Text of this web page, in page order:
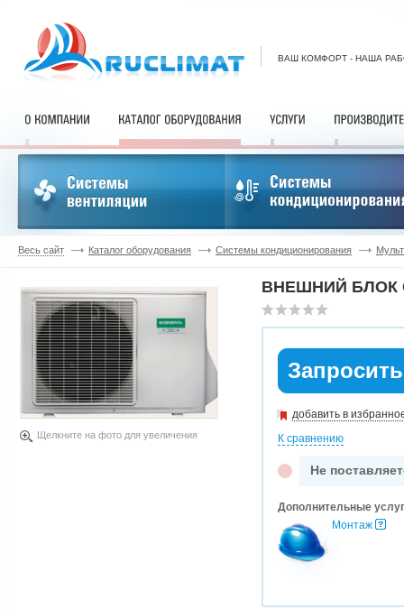
ВАШ КОМФОРТ - НАША
Весь сайт Каталог оборудования Системы кондиционирования
Щелкните на фото для увеличения
ВНЕШНИЙ БЛОК
добавить в
К сравнению
Не
Дополнительные
Монтаж